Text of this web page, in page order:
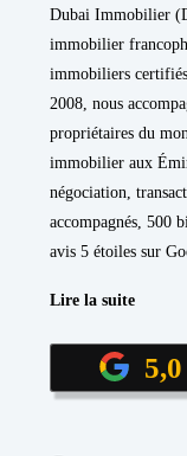
Dubai Immobilier
immobilier
immobiliers certifiés
2008, nous
propriétaires du
immobilier aux
négociation,
accompagnés, 500
avis 5 étoiles sur
Lire la suite
5,0